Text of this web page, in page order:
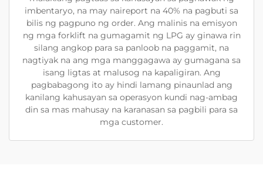
imbentaryo, na may naireport na 40% na pagbuti sa
bilis ng pagpuno ng order. Ang malinis na emisyon
ng mga forklift na gumagamit ng LPG ay ginawa rin
silang angkop para sa panloob na paggamit, na
nagtiyak na ang mga manggagawa ay gumagana sa
isang ligtas at malusog na kapaligiran. Ang
pagbabagong ito ay hindi lamang pinaunlad ang
kanilang kahusayan sa operasyon kundi nag-ambag
din sa mas mahusay na karanasan sa pagbili para sa
mga customer.